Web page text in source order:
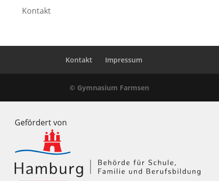
Kontakt
Kontakt Impressum
© Gymnasium Farmsen
Gefördert von